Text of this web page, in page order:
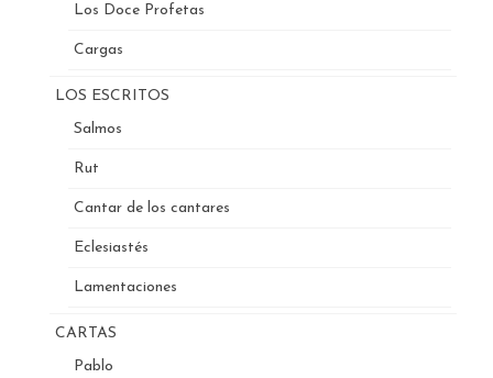
Los Doce Profetas
Cargas
LOS ESCRITOS
Salmos
Rut
Cantar de los cantares
Eclesiastés
Lamentaciones
CARTAS
Pablo